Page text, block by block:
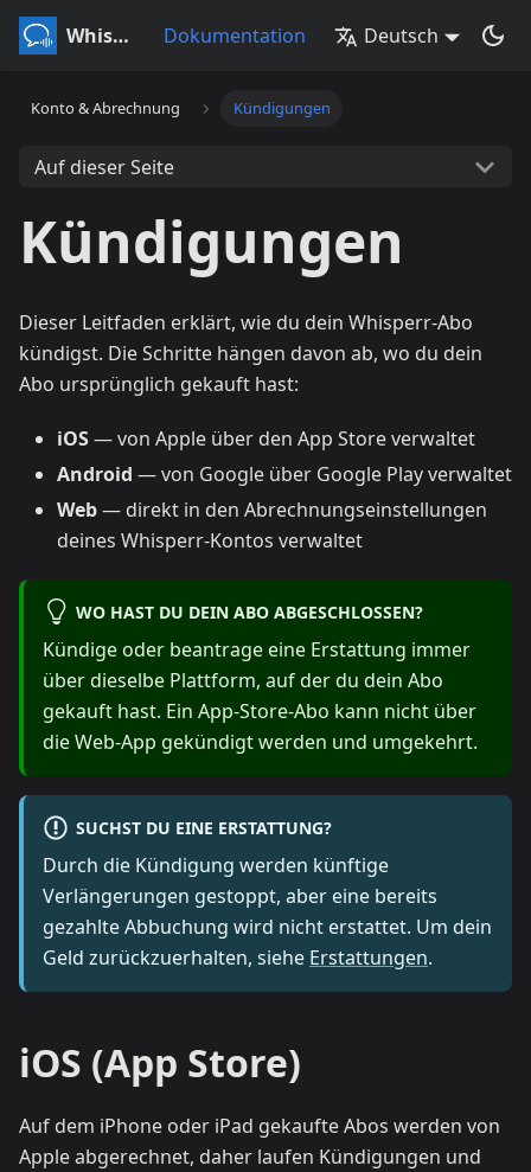
Whisperr Dokumentation Deutsch
Konto & Abrechnung Kündigungen
Auf dieser Seite
Kündigungen
Dieser Leitfaden erklärt, wie du dein Whisperr-Abo
kündigst. Die Schritte hängen davon ab, wo du dein
Abo ursprünglich gekauft hast:
iOS— von Apple über den App Store verwaltet
Android — von Google über Google Play verwaltet
Web— direkt in den Abrechnungseinstellungen
deines Whisperr-Kontos verwaltet
WO HAST DU DEIN ABO ABGESCHLOSSEN?
Kündige oder beantrage eine Erstattung immer
über dieselbe Plattform, auf der du dein Abo
gekauft hast. Ein App-Store-Abo kann nicht über
die Web-App gekündigt werden und umgekehrt.
SUCHST DU EINE ERSTATTUNG?
Durch die Kündigung werden künftige
Verlängerungen gestoppt, aber eine bereits
gezahlte Abbuchung wird nicht erstattet. Um dein
Geld zurückzuerhalten, siehe Erstattungen.
iOS (App Store)
Auf dem iPhone oder iPad gekaufte Abos werden von
Apple abgerechnet, daher laufen Kündigungen und